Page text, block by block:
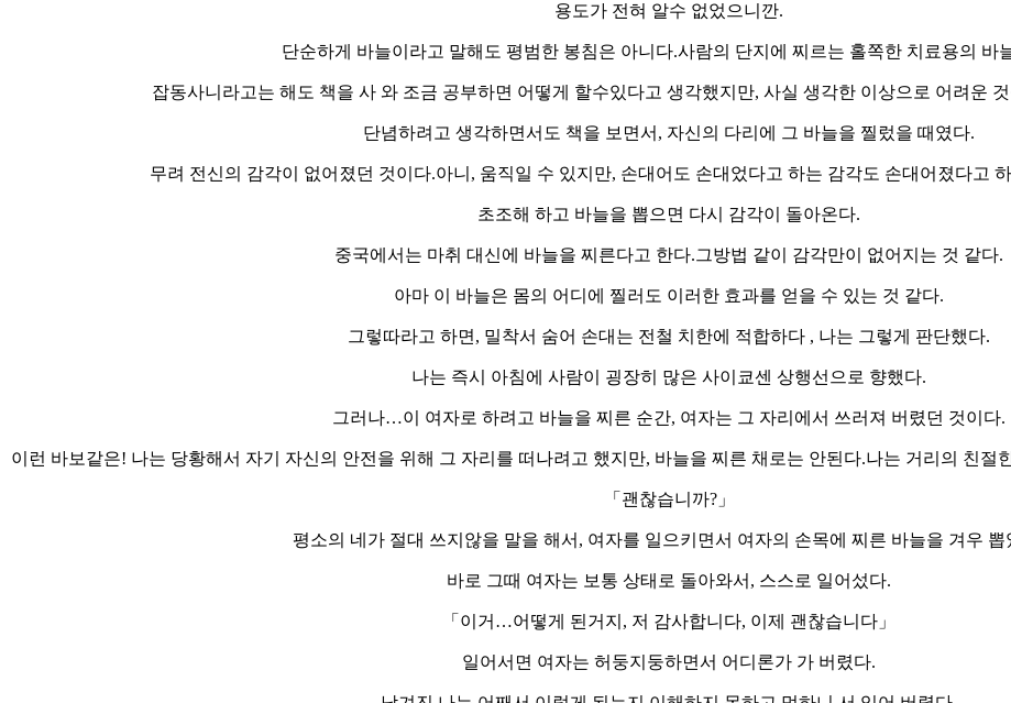
용도가 전혀 알수 없었으니깐.
단순하게 바늘이라고 말해도 평범한 봉침은 아니다.사람의 단지에 찌르는 홀쪽한 치료용의 바
잡동사니라고는 해도 책을 사 와 조금 공부하면 어떻게 할수있다고 생각했지만, 사실 생각한 이상으로 어려운
단념하려고 생각하면서도 책을 보면서, 자신의 다리에 그 바늘을 찔렀을 때였다.
무려 전신의 감각이 없어졌던 것이다.아니, 움직일 수 있지만, 손대어도 손대었다고 하는 감각도 손대어졌다고
초조해 하고 바늘을 뽑으면 다시 감각이 돌아온다.
중국에서는 마취 대신에 바늘을 찌른다고 한다.그방법 같이 감각만이 없어지는 것 같다.
아마 이 바늘은 몸의 어디에 찔러도 이러한 효과를 얻을 수 있는 것 같다.
그렇따라고 하면, 밀착서 숨어 손대는 전철 치한에 적합하다 , 나는 그렇게 판단했다.
나는 즉시 아침에 사람이 굉장히 많은 사이쿄센 상행선으로 향했다.
그러나…이 여자로 하려고 바늘을 찌른 순간, 여자는 그 자리에서 쓰러져 버렸던 것이다.
이런 바보같은! 나는 당황해서 자기 자신의 안전을 위해 그 자리를 떠나려고 했지만, 바늘을 찌른 채로는 안된다.나는 거리의 친절
「괜찮습니까?」
평소의 네가 절대 쓰지않을 말을 해서, 여자를 일으키면서 여자의 손목에 찌른 바늘을 겨우 뽑
바로 그때 여자는 보통 상태로 돌아와서, 스스로 일어섰다.
「이거…어떻게 된거지, 저 감사합니다, 이제 괜찮습니다」
일어서면 여자는 허둥지둥하면서 어디론가 가 버렸다.